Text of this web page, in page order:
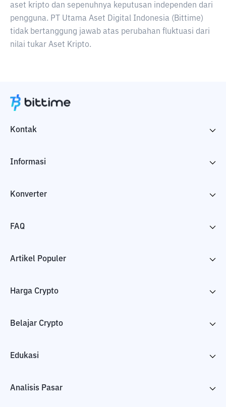
aset kripto dan sepenuhnya keputusan independen dari
pengguna. PT Utama Aset Digital Indonesia (Bittime)
tidak bertanggung jawab atas perubahan fluktuasi dari
nilai tukar Aset Kripto.
Kontak
Informasi
Konverter
FAQ
Artikel Populer
Harga Crypto
Belajar Crypto
Edukasi
Analisis Pasar